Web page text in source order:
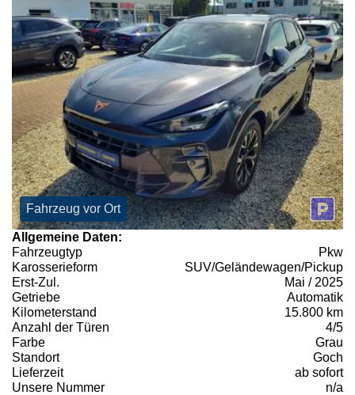
Fahrzeug vor Ort
Allgemeine Daten:
Fahrzeugtyp
Pkw
Karosserieform
SUV/Geländewagen/Pickup
Erst-Zul.
Mai / 2025
Getriebe
Automatik
Kilometerstand
15.800 km
Anzahl der Türen
4/5
Farbe
Grau
Standort
Goch
Lieferzeit
ab sofort
Unsere Nummer
n/a